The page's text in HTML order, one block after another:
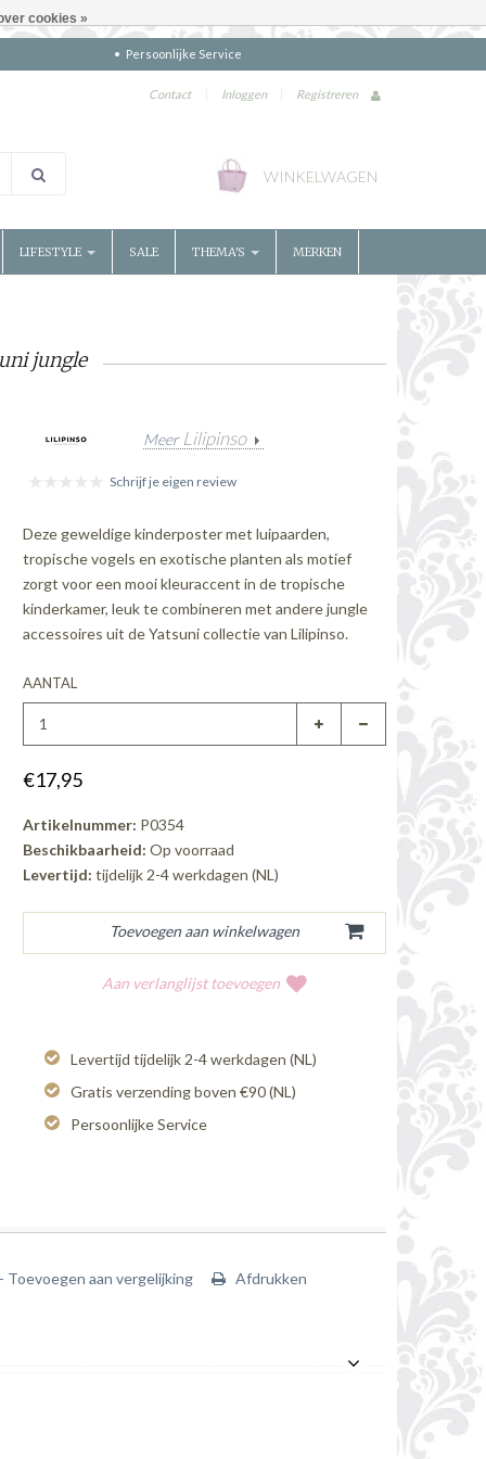
Persoonlijke Service
Contact | Inloggen | Registreren
WINKELWAGEN
LIFESTYLE SALE THEMA'S MERKEN
jungle
Meer Lilipinso
Schrijf je eigen review
Deze geweldige kinderposter met luipaarden,
tropische vogels en exotische planten als motief
zorgt voor een mooi kleuraccent in de tropische
kinderkamer, leuk te combineren met andere jungle
accessoires uit de Yatsuni collectie van Lilipinso.
AANTAL
€17,95
Artikelnummer: P0354
Beschikbaarheid: Op voorraad
Levertijd: tijdelijk 2-4 werkdagen (NL)
Aan verlanglijst toevoegen
Levertijd tijdelijk 2-4 werkdagen (NL)
Gratis verzending boven €90 (NL)
Persoonlijke Service
Toevoegen aan vergelijking Afdrukken
cookies »